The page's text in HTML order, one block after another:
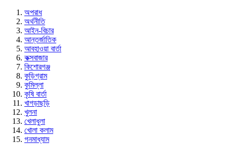
অপরাধ
অর্থনীতি
আইন-বিচার
আন্তর্জাতিক
আবহাওয়া বার্তা
কক্সবাজার
কিশোরগঞ্জ
কুড়িগ্রাম
কুমিল্লা
কৃষি বার্তা
খাগড়াছড়ি
খুলনা
খেলাধুলা
খোলা কলাম
গনমাধ্যাম